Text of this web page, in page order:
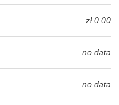
zł 0.00
no data
no data